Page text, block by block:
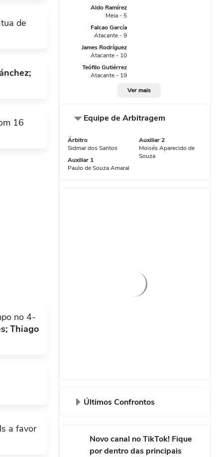
o tiro
de
16
no 4-
Thiago
a favor
Aldo Ramírez
Meia - 5
Falcao García
Atacante - 9
James Rodríguez
Atacante - 10
Teófilo Gutiérrez
Atacante - 19
Ver mais
Equipe de Arbitragem
Árbitro
Sidmar dos Santos
Auxiliar 1
Paulo de Souza Amaral
Auxiliar 2
Moisés Aparecido de
Souza
Últimos Confrontos
8/2/2025
BRA
Novo canal no TikTok! Fique
por dentro das principais